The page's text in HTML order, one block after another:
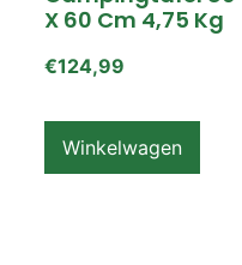
X 60 Cm 4,75 Kg
€124,99
Winkelwagen